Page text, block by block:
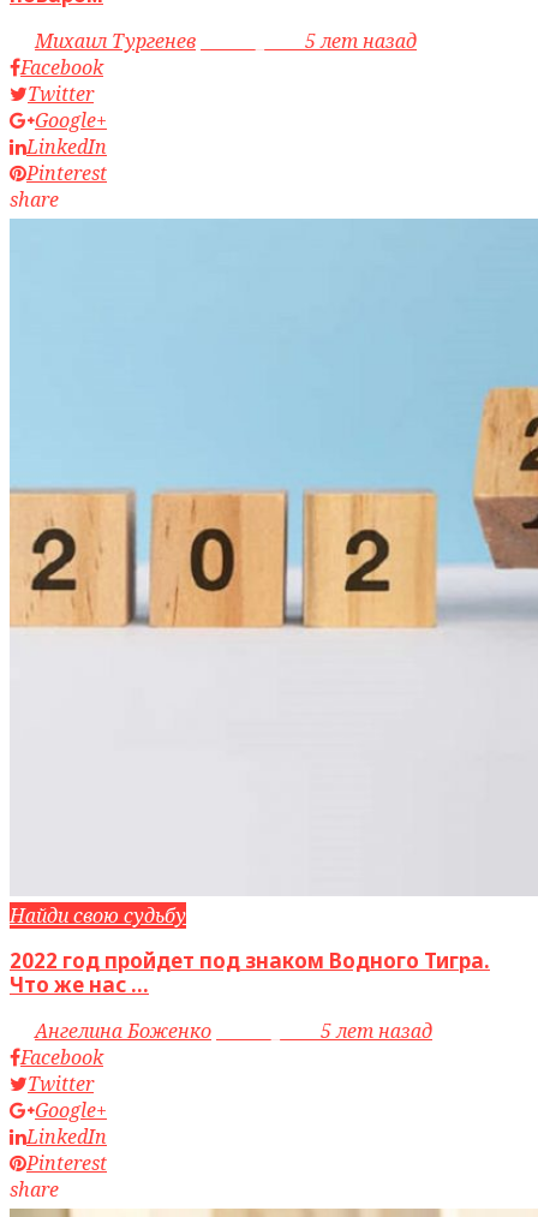
byМихаил Тургенев
5 лет назад
Facebook
Twitter
Google+
LinkedIn
Pinterest
share
Найди свою судьбу
2022 год пройдет под знаком Водного Тигра.
Что же нас ...
byАнгелина Боженко
5 лет назад
Facebook
Twitter
Google+
LinkedIn
Pinterest
share